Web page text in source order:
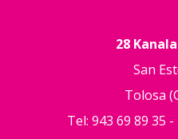
28
San
Tolosa
Tel: 943 69 89 35 -